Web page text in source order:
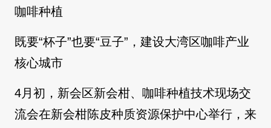
咖啡种植
既要“杯子”也要“豆子”，建设大湾区咖啡产业
核心城市
4月初，新会区新会柑、咖啡种植技术现场交
流会在新会柑陈皮种质资源保护中心举行，来